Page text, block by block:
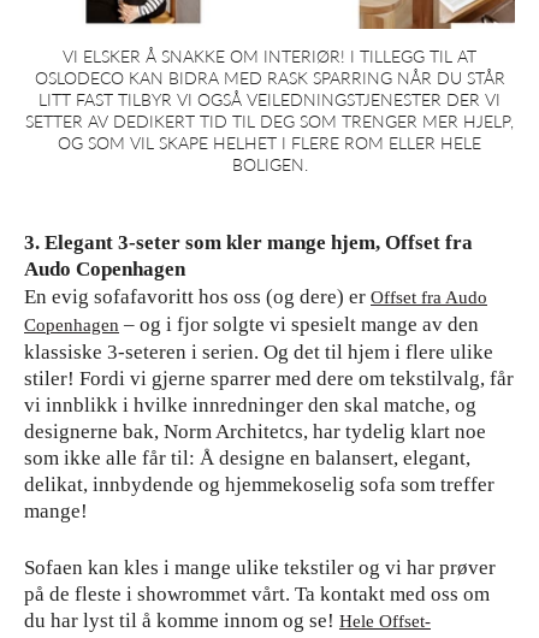
VI ELSKER Å SNAKKE OM INTERIØR! I TILLEGG TIL AT
OSLODECO KAN BIDRA MED RASK SPARRING NÅR DU STÅR
LITT FAST TILBYR VI OGSÅ VEILEDNINGSTJENESTER DER VI
SETTER AV DEDIKERT TID TIL DEG SOM TRENGER MER HJELP,
OG SOM VIL SKAPE HELHET I FLERE ROM ELLER HELE
BOLIGEN.
3. Elegant 3-seter som kler mange hjem, Offset fra
Audo Copenhagen
En evig sofafavoritt hos oss (og dere) er Offset fra Audo
Copenhagen – og i fjor solgte vi spesielt mange av den
klassiske 3-seteren i serien. Og det til hjem i flere ulike
stiler! Fordi vi gjerne sparrer med dere om tekstilvalg, får
vi innblikk i hvilke innredninger den skal matche, og
designerne bak, Norm Architetcs, har tydelig klart noe
som ikke alle får til: Å designe en balansert, elegant,
delikat, innbydende og hjemmekoselig sofa som treffer
mange!
Sofaen kan kles i mange ulike tekstiler og vi har prøver
på de fleste i showrommet vårt. Ta kontakt med oss om
du har lyst til å komme innom og se! Hele Offset-